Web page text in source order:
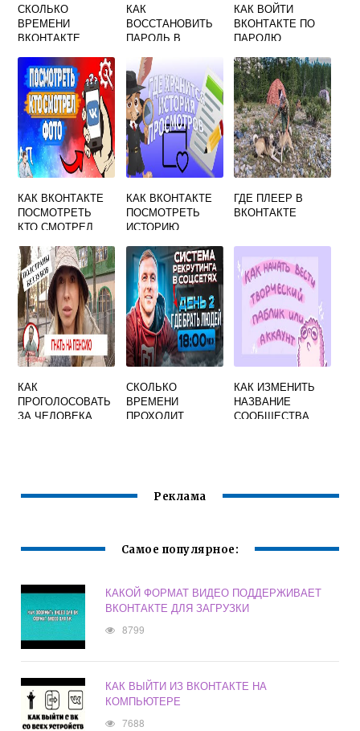
СКОЛЬКО
ВРЕМЕНИ
ВКОНТАКТЕ
КАК
ВОССТАНОВИТЬ
ПАРОЛЬ В
КАК ВОЙТИ
ВКОНТАКТЕ ПО
ПАРОЛЮ
КАК ВКОНТАКТЕ
ПОСМОТРЕТЬ
КТО СМОТРЕЛ
КАК ВКОНТАКТЕ
ПОСМОТРЕТЬ
ИСТОРИЮ
ТЕЛЕФОНЕ
ГДЕ ПЛЕЕР В
ВКОНТАКТЕ
КАК
ПРОГОЛОСОВАТЬ
ЗА ЧЕЛОВЕКА
СКОЛЬКО
ВРЕМЕНИ
ПРОХОДИТ
КАК ИЗМЕНИТЬ
НАЗВАНИЕ
СООБЩЕСТВА
Реклама
Самое популярное:
КАКОЙ ФОРМАТ ВИДЕО ПОДДЕРЖИВАЕТ
ВКОНТАКТЕ ДЛЯ ЗАГРУЗКИ
8799
КАК ВЫЙТИ ИЗ ВКОНТАКТЕ НА
КОМПЬЮТЕРЕ
7688